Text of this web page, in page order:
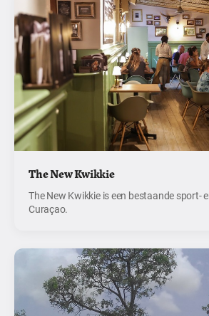
The New Kwikkie
The New Kwikkie is een bestaande sport-
Curaçao.